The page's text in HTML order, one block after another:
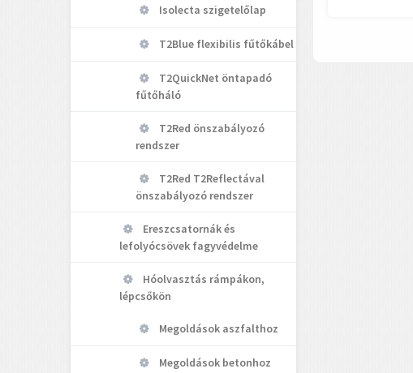
Isolecta szigetelőlap
T2Blue flexibilis fűtőkábel
T2QuickNet öntapadó
fűtőháló
T2Red önszabályozó
rendszer
T2Red T2Reflectával
önszabályozó rendszer
Ereszcsatornák és
lefolyócsövek fagyvédelme
Hóolvasztás rámpákon,
lépcsőkön
Megoldások aszfalthoz
Megoldások betonhoz